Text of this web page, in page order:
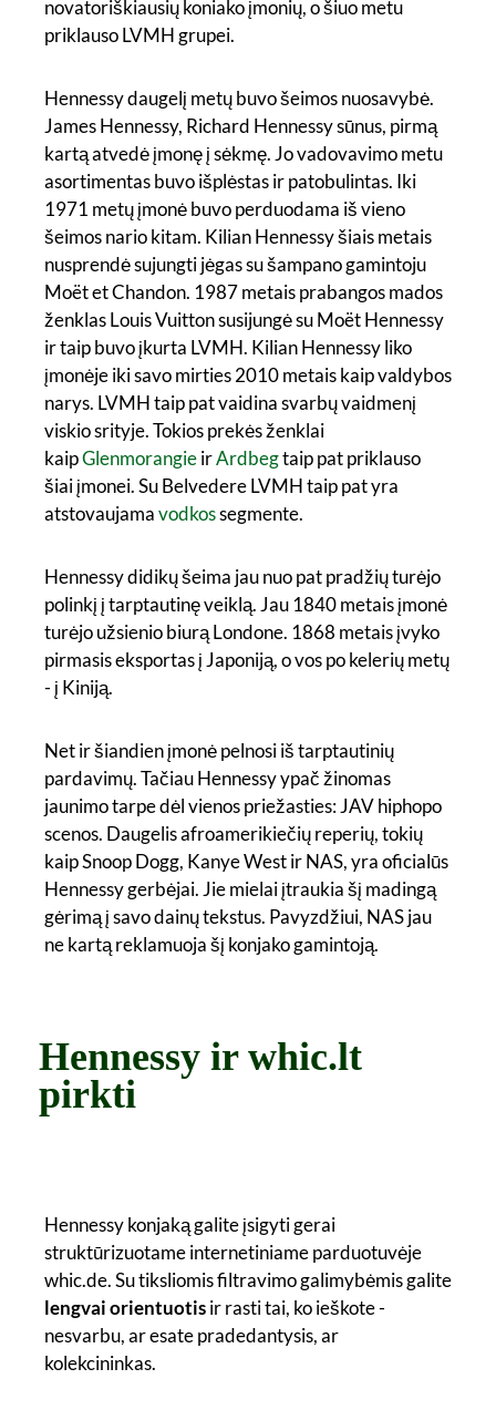
novatoriškiausių koniako įmonių, o šiuo metu
priklauso LVMH grupei.
Hennessy daugelį metų buvo šeimos nuosavybė.
James Hennessy, Richard Hennessy sūnus, pirmą
kartą atvedė įmonę į sėkmę. Jo vadovavimo metu
asortimentas buvo išplėstas ir patobulintas. Iki
1971 metų įmonė buvo perduodama iš vieno
šeimos nario kitam. Kilian Hennessy šiais metais
nusprendė sujungti jėgas su šampano gamintoju
Moët et Chandon. 1987 metais prabangos mados
ženklas Louis Vuitton susijungė su Moët Hennessy
ir taip buvo įkurta LVMH. Kilian Hennessy liko
įmonėje iki savo mirties 2010 metais kaip valdybos
narys. LVMH taip pat vaidina svarbų vaidmenį
viskio srityje. Tokios prekės ženklai
kaipGlenmorangieirArdbegtaip pat priklauso
šiai įmonei. Su Belvedere LVMH taip pat yra
atstovaujamavodkossegmente.
Hennessy didikų šeima jau nuo pat pradžių turėjo
polinkį į tarptautinę veiklą. Jau 1840 metais įmonė
turėjo užsienio biurą Londone. 1868 metais įvyko
pirmasis eksportas į Japoniją, o vos po kelerių metų
- į Kiniją.
Net ir šiandien įmonė pelnosi iš tarptautinių
pardavimų. Tačiau Hennessy ypač žinomas
jaunimo tarpe dėl vienos priežasties: JAV hiphopo
scenos. Daugelis afroamerikiečių reperių, tokių
kaip Snoop Dogg, Kanye West ir NAS, yra oficialūs
Hennessy gerbėjai. Jie mielai įtraukia šį madingą
gėrimą į savo dainų tekstus. Pavyzdžiui, NAS jau
ne kartą reklamuoja šį konjako gamintoją.
Hennessy ir whic.lt
pirkti
Hennessy konjaką galite įsigyti gerai
struktūrizuotame internetiniame parduotuvėje
whic.de. Su tiksliomis filtravimo galimybėmis galite
lengvai orientuotisir rasti tai, ko ieškote -
nesvarbu, ar esate pradedantysis, ar
kolekcininkas.